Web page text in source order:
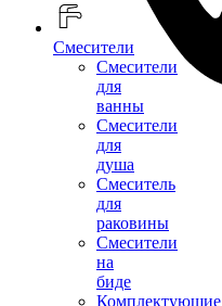
Смесители
Смесители
для
ванны
Смесители
для
душа
Смеситель
для
раковины
Смесители
на
биде
Комплектующие